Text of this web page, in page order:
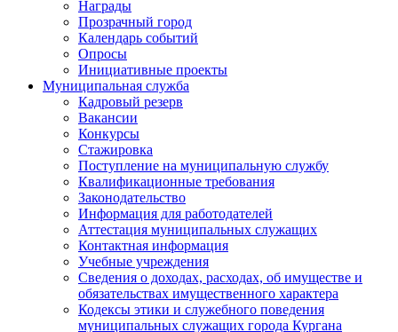
Награды
Прозрачный город
Календарь событий
Опросы
Инициативные проекты
Муниципальная служба
Кадровый резерв
Вакансии
Конкурсы
Стажировка
Поступление на муниципальную службу
Квалификационные требования
Законодательство
Информация для работодателей
Аттестация муниципальных служащих
Контактная информация
Учебные учреждения
Сведения о доходах, расходах, об имуществе и
обязательствах имущественного характера
Кодексы этики и служебного поведения
муниципальных служащих города Кургана